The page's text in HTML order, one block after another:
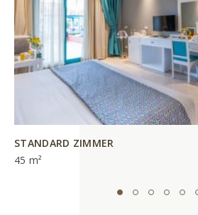
STANDARD ZIMMER
45 m²